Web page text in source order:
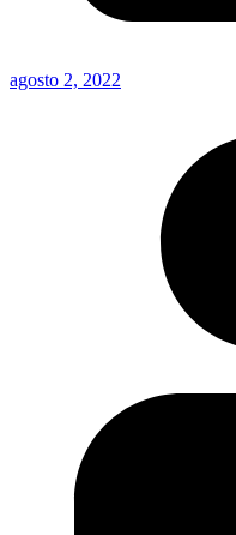
agosto 2, 2022